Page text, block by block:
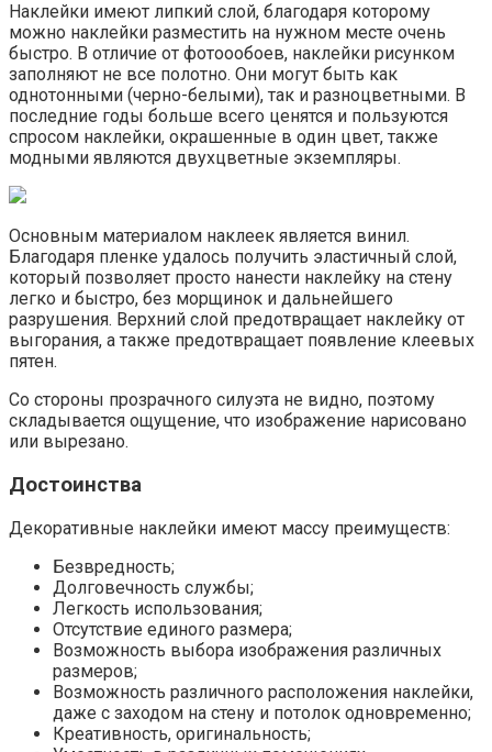
Наклейки имеют липкий слой, благодаря которому
можно наклейки разместить на нужном месте очень
быстро. В отличие от фотоообоев, наклейки рисунком
заполняют не все полотно. Они могут быть как
однотонными (черно-белыми), так и разноцветными. В
последние годы больше всего ценятся и пользуются
спросом наклейки, окрашенные в один цвет, также
модными являются двухцветные экземпляры.
Основным материалом наклеек является винил.
Благодаря пленке удалось получить эластичный слой,
который позволяет просто нанести наклейку на стену
легко и быстро, без морщинок и дальнейшего
разрушения. Верхний слой предотвращает наклейку от
выгорания, а также предотвращает появление клеевых
пятен.
Со стороны прозрачного силуэта не видно, поэтому
складывается ощущение, что изображение нарисовано
или вырезано.
Достоинства
Декоративные наклейки имеют массу преимуществ:
Безвредность;
Долговечность службы;
Легкость использования;
Отсутствие единого размера;
Возможность выбора изображения различных
размеров;
Возможность различного расположения наклейки,
даже с заходом на стену и потолок одновременно;
Креативность, оригинальность;